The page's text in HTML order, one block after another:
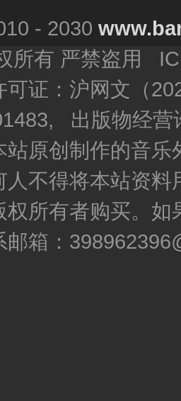
- 2030
所有 严禁盗用
可证：沪网文（
出版物经营
站原创制作的音
人不得将本站资
权所有者购买。
箱：